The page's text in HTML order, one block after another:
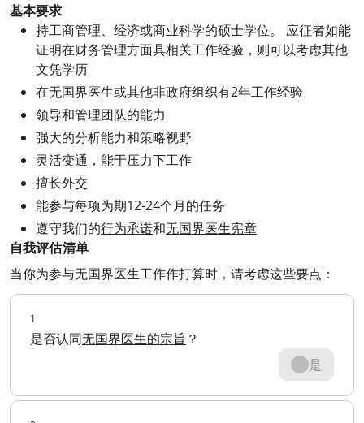
基本要求
持工商管理、经济或商业科学的硕士学位。 应征者如能
证明在财务管理方面具相关工作经验，则可以考虑其他
文凭学历
在无国界医生或其他非政府组织有2年工作经验
领导和管理团队的能力
强大的分析能力和策略视野
灵活变通，能于压力下工作
擅长外交
能参与每项为期12-24个月的任务
遵守我们的行为承诺和无国界医生宪章
自我评估清单
当你为参与无国界医生工作作打算时，请考虑这些要点：
1
是否认同无国界医生的宗旨 ？
是